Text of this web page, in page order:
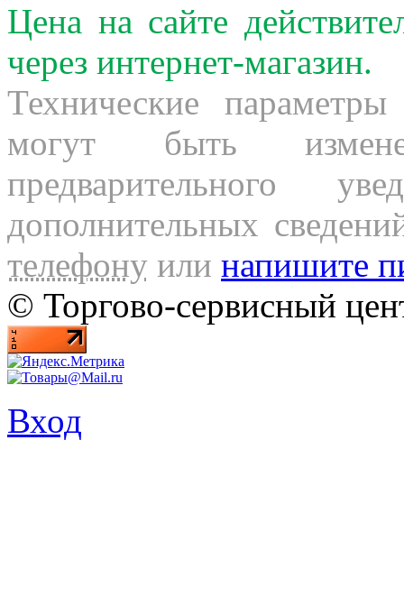
Цена на сайте
через интернет-магазин.
Технические
могут быть
предварительного
дополнительных
телефону или напишите
© Торгово-сервисный
Вход